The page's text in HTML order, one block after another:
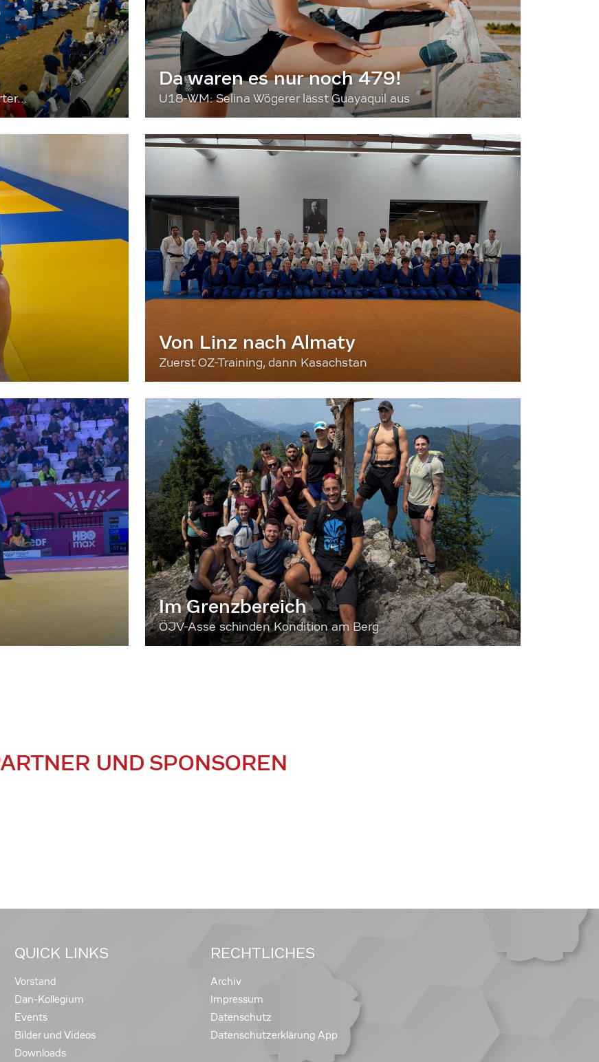
Da waren es nur noch 479!
U18-WM: Selina Wögerer lässt Guayaquil aus
Von Linz nach Almaty
Zuerst OZ-Training, dann Kasachstan
Im Grenzbereich
ÖJV-Asse schinden Kondition am Berg
UND SPONSOREN
QUICK LINKS
Vorstand
Dan-Kollegium
Events
Bilder und Videos
Downloads
RECHTLICHES
Archiv
Impressum
Datenschutz
Datenschutzerklärung App